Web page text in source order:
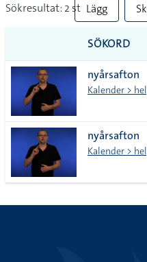
Sökresultat: 2 st Lägg
till
alla i
lista
SÖKORD
nyårsafton
Kalender >
nyårsafton
Kalender >